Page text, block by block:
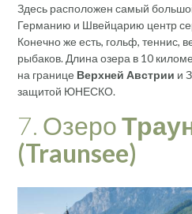
Здесь расположен самый
Германию и Швейцарию центр
Конечно же есть, гольф, теннис,
рыбаков. Длина озера в 10
на границе Верхней Австрии и
защитой ЮНЕСКО.
7. Озеро
(Traunsee)